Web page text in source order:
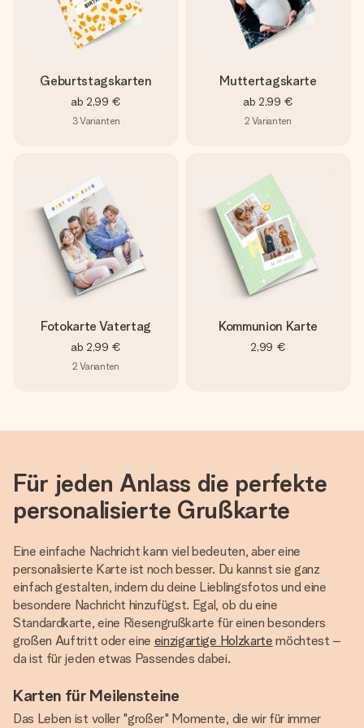
Geburtstagskarten
ab 2,99 €
3Varianten
Muttertagskarte
ab 2,99 €
2 Varianten
Fotokarte Vatertag
ab 2,99 €
2 Varianten
Kommunion Karte
2,99 €
Für jeden Anlass die perfekte
personalisierte Grußkarte
Eine einfache Nachricht kann viel bedeuten, aber eine
personalisierte Karte ist noch besser. Du kannst sie ganz
einfach gestalten, indem du deine Lieblingsfotos und eine
besondere Nachricht hinzufügst. Egal, ob du eine
Standardkarte, eine Riesengrußkarte für einen besonders
großen Auftritt oder eine einzigartige Holzkarte möchtest –
da ist für jeden etwas Passendes dabei.
Karten für Meilensteine
Das Leben ist voller "großer" Momente, die wir für immer